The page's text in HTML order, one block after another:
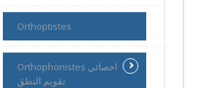
Orthoptistes
Orthophonistes اخصائي
تقويم النطق